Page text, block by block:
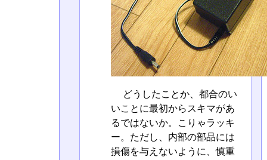
どうしたことか、都合のい
いことに最初からスキマがあ
るではないか。こりゃラッキ
ー。ただし、内部の部品には
損傷を与えないように、慎重